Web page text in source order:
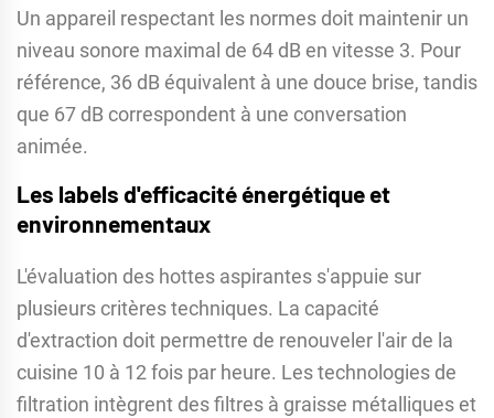
Un appareil respectant les normes doit maintenir un
niveau sonore maximal de 64 dB en vitesse 3. Pour
référence, 36 dB équivalent à une douce brise, tandis
que 67 dB correspondent à une conversation
animée.
Les labels d'efficacité énergétique et
environnementaux
L'évaluation des hottes aspirantes s'appuie sur
plusieurs critères techniques. La capacité
d'extraction doit permettre de renouveler l'air de la
cuisine 10 à 12 fois par heure. Les technologies de
filtration intègrent des filtres à graisse métalliques et